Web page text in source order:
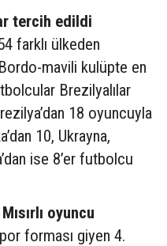
tercih edildi
farklı ülkeden
mavili kulüpte en
Brezilyalılar
18 oyuncuyla
10, Ukrayna,
ise 8’er futbolcu
oyuncu
forması giyen 4.